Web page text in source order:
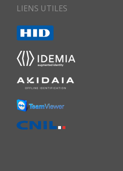
LIENS UTILES